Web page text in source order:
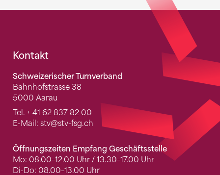
Fusszeile
Kontakt
Schweizerischer Turnverband
Bahnhofstrasse 38
5000 Aarau
Tel. + 41 62 837 82 00
E-Mail: stv@stv-fsg.ch
Öffnungszeiten Empfang Geschäftsstelle
Mo: 08.00–12.00 Uhr / 13.30–17.00 Uhr
Di-Do: 08.00–13.00 Uhr